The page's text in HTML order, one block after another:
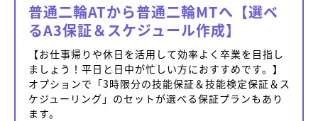
普通二輪ATから普通二輪MTへ【選べ
るA3保証＆スケジュール作成】
【お仕事帰りや休日を活用して効率よく卒業を目指し
ましょう！平日と日中が忙しい方におすすめです。】
オプションで「3時限分の技能保証＆技能検定保証＆ス
ケジューリング」のセットが選べる保証プランもあり
ます。